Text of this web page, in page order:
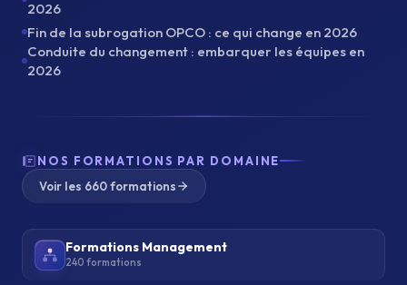
2026
Fin de la subrogation OPCO : ce qui change en 2026
Conduite du changement : embarquer les équipes en
2026
NOS FORMATIONS PAR DOMAINE
Voir les 660 formations
Formations Management
240 formations